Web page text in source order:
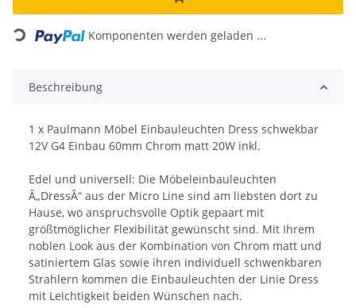
Loading... Komponenten werden geladen ...
Beschreibung
1 x Paulmann Möbel Einbauleuchten Dress schwekbar
12V G4 Einbau 60mm Chrom matt 20W inkl.
Edel und universell: Die Möbeleinbauleuchten
Â„DressÂ“ aus der Micro Line sind am liebsten dort zu
Hause, wo anspruchsvolle Optik gepaart mit
größtmöglicher Flexibilität gewünscht sind. Mit Ihrem
noblen Look aus der Kombination von Chrom matt und
satiniertem Glas sowie ihren individuell schwenkbaren
Strahlern kommen die Einbauleuchten der Linie Dress
mit Leichtigkeit beiden Wünschen nach.